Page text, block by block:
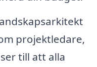
projektledare,
till att alla